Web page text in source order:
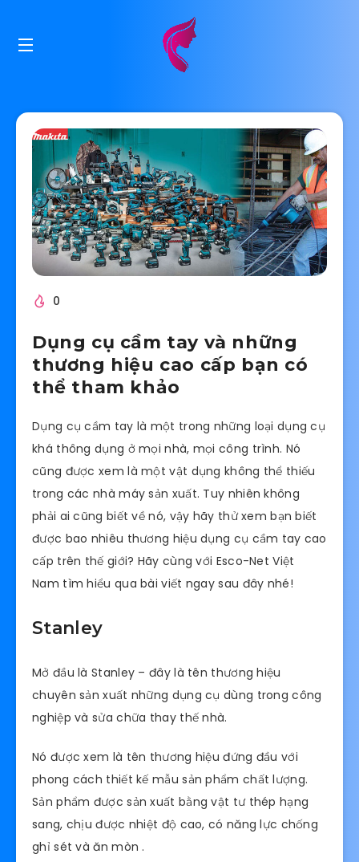
0
Dụng cụ cầm tay và những
thương hiệu cao cấp bạn có
thể tham khảo
Dụng cụ cầm tay là một trong những loại dụng cụ
khá thông dụng ở mọi nhà, mọi công trình. Nó
cũng được xem là một vật dụng không thể thiếu
trong các nhà máy sản xuất. Tuy nhiên không
phải ai cũng biết về nó, vậy hãy thử xem bạn biết
được bao nhiêu thương hiệu dụng cụ cầm tay cao
cấp trên thế giới? Hãy cùng với Esco-Net Việt
Nam tìm hiểu qua bài viết ngay sau đây nhé!
Stanley
Mở đầu là Stanley – đây là tên thương hiệu
chuyên sản xuất những dụng cụ dùng trong công
nghiệp và sửa chữa thay thế nhà.
Nó được xem là tên thương hiệu đứng đầu với
phong cách thiết kế mẫu sản phẩm chất lượng.
Sản phẩm được sản xuất bằng vật tư thép hạng
sang, chịu được nhiệt độ cao, có năng lực chống
ghỉ sét và ăn mòn .